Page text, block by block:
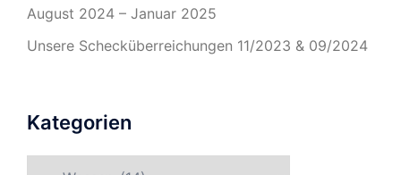
August 2024 – Januar 2025
Unsere Schecküberreichungen 11/2023 & 09/2024
Kategorien